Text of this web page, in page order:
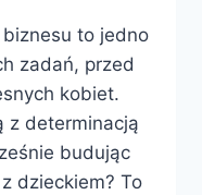
to jedno
zadań, przed
kobiet.
z determinacją
budując
dzieckiem? To